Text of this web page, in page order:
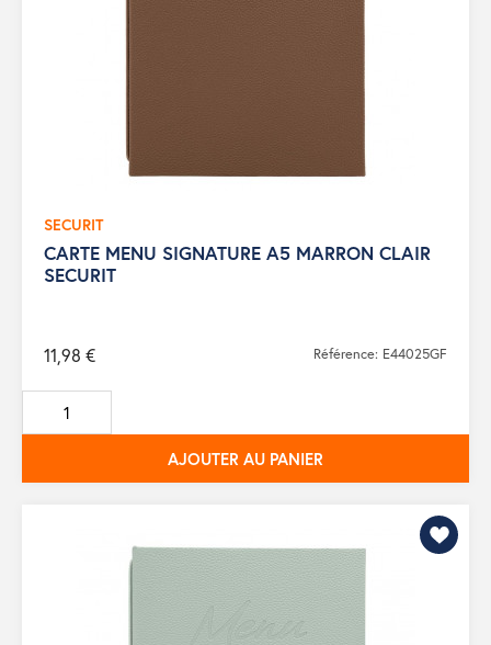
SECURIT
CARTE MENU SIGNATURE A5 MARRON CLAIR
SECURIT
11,98 € Référence: E44025GF
AJOUTER AU PANIER